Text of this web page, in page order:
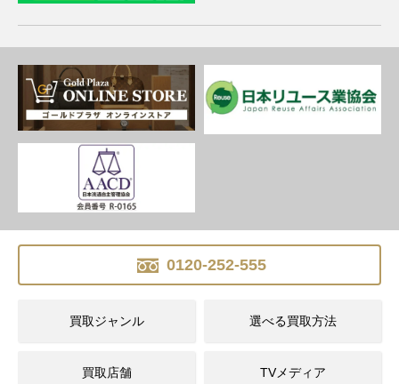
0120-252-555
買取ジャンル 選べる買取方法
買取店舗 TVメディア